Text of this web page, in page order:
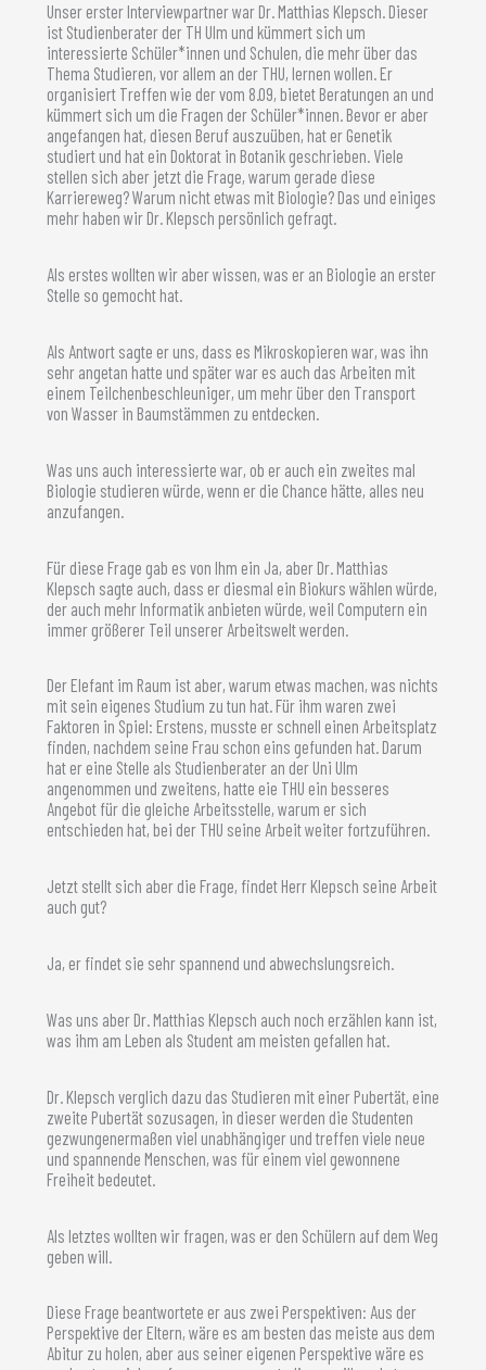
Unser erster Interviewpartner war Dr. Matthias Klepsch. Dieser
ist Studienberater der TH Ulm und kümmert sich um
interessierte Schüler*innen und Schulen, die mehr über das
Thema Studieren, vor allem an der THU, lernen wollen. Er
organisiert Treffen wie der vom 8.09, bietet Beratungen an und
kümmert sich um die Fragen der Schüler*innen. Bevor er aber
angefangen hat, diesen Beruf auszuüben, hat er Genetik
studiert und hat ein Doktorat in Botanik geschrieben. Viele
stellen sich aber jetzt die Frage, warum gerade diese
Karriereweg? Warum nicht etwas mit Biologie? Das und einiges
mehr haben wir Dr. Klepsch persönlich gefragt.
Als erstes wollten wir aber wissen, was er an Biologie an erster
Stelle so gemocht hat.
Als Antwort sagte er uns, dass es Mikroskopieren war, was ihn
sehr angetan hatte und später war es auch das Arbeiten mit
einem Teilchenbeschleuniger, um mehr über den Transport
von Wasser in Baumstämmen zu entdecken.
Was uns auch interessierte war, ob er auch ein zweites mal
Biologie studieren würde, wenn er die Chance hätte, alles neu
anzufangen.
Für diese Frage gab es von Ihm ein Ja, aber Dr. Matthias
Klepsch sagte auch, dass er diesmal ein Biokurs wählen würde,
der auch mehr Informatik anbieten würde, weil Computern ein
immer größerer Teil unserer Arbeitswelt werden.
Der Elefant im Raum ist aber, warum etwas machen, was nichts
mit sein eigenes Studium zu tun hat. Für ihm waren zwei
Faktoren in Spiel: Erstens, musste er schnell einen Arbeitsplatz
finden, nachdem seine Frau schon eins gefunden hat. Darum
hat er eine Stelle als Studienberater an der Uni Ulm
angenommen und zweitens, hatte eie THU ein besseres
Angebot für die gleiche Arbeitsstelle, warum er sich
entschieden hat, bei der THU seine Arbeit weiter fortzuführen.
Jetzt stellt sich aber die Frage, findet Herr Klepsch seine Arbeit
auch gut?
Ja, er findet sie sehr spannend und abwechslungsreich.
Was uns aber Dr. Matthias Klepsch auch noch erzählen kann ist,
was ihm am Leben als Student am meisten gefallen hat.
Dr. Klepsch verglich dazu das Studieren mit einer Pubertät, eine
zweite Pubertät sozusagen, in dieser werden die Studenten
gezwungenermaßen viel unabhängiger und treffen viele neue
und spannende Menschen, was für einem viel gewonnene
Freiheit bedeutet.
Als letztes wollten wir fragen, was er den Schülern auf dem Weg
geben will.
Diese Frage beantwortete er aus zwei Perspektiven: Aus der
Perspektive der Eltern, wäre es am besten das meiste aus dem
Abitur zu holen, aber aus seiner eigenen Perspektive wäre es